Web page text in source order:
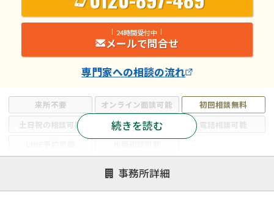
来所不要 オンライン面談可能
初回相談無料
土日祝の相談可能
19時以降電話可能
電話相談可能
遺言書作成・遺言執行
相続放棄
相続登記
続きを読む
24時間受付中
メールで問合せ
専門家への相談の流れ
事務所詳細